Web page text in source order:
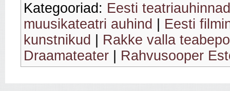
Kategooriad: Eesti
muusikateatri auhind
Eesti
kunstnikud
Rakke valla
Draamateater
Rahvusooper